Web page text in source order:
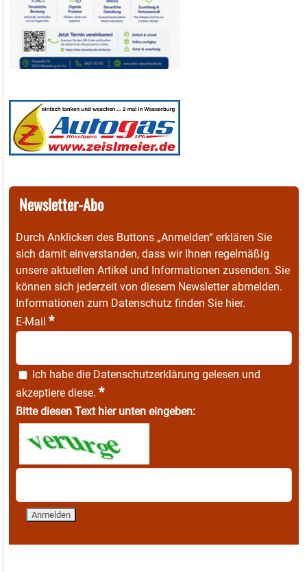
Newsletter-Abo
Durch Anklicken des Buttons „Anmelden“ erklären Sie
sich damit einverstanden, dass wir Ihnen regelmäßig
unsere aktuellen Artikel und Informationen zusenden. Sie
können sich jederzeit von diesem Newsletter abmelden.
Informationen zum Datenschutz finden Sie hier.
E-Mail *
Ich habe die Datenschutzerklärung gelesen und
akzeptiere diese. *
Bitte diesen Text hier unten eingeben: